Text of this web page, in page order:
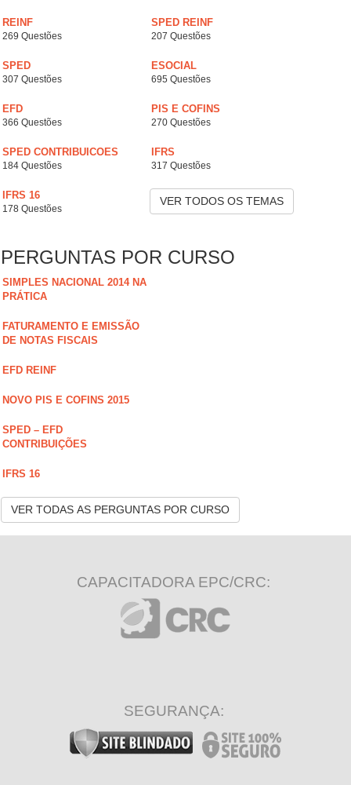
REINF
269 Questões
SPED REINF
207 Questões
SPED
307 Questões
ESOCIAL
695 Questões
EFD
366 Questões
PIS E COFINS
270 Questões
SPED CONTRIBUICOES
184 Questões
IFRS
317 Questões
IFRS 16
178 Questões
VER TODOS OS TEMAS
PERGUNTAS POR CURSO
SIMPLES NACIONAL 2014 NA
PRÁTICA
FATURAMENTO E EMISSÃO
DE NOTAS FISCAIS
EFD REINF
NOVO PIS E COFINS 2015
SPED – EFD
CONTRIBUIÇÕES
IFRS 16
VER TODAS AS PERGUNTAS POR CURSO
CAPACITADORA EPC/CRC:
SEGURANÇA: